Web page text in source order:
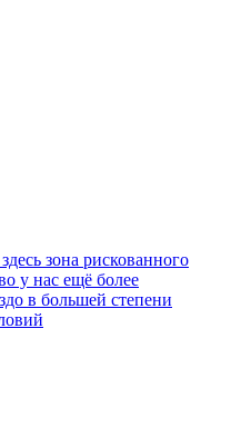
зона рискованного
у нас ещё более
в большей степени